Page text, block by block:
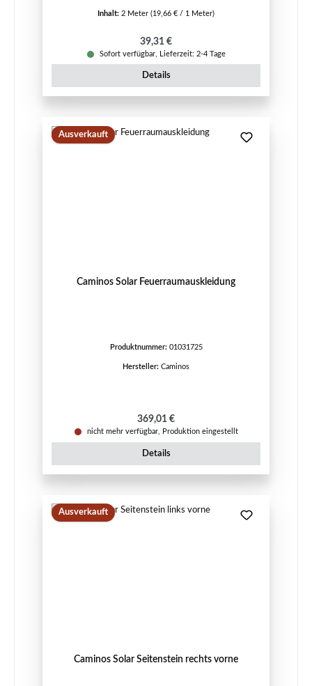
Inhalt: 2 Meter (19,66 € / 1 Meter)
Regulärer Preis:
39,31 €
Sofort verfügbar, Lieferzeit: 2-4 Tage
Details
Ausverkauft
Caminos Solar Feuerraumauskleidung
Produktnummer: 01031725
Hersteller: Caminos
Regulärer Preis:
369,01 €
nicht mehr verfügbar, Produktion eingestellt
Details
Ausverkauft
Caminos Solar Seitenstein rechts vorne